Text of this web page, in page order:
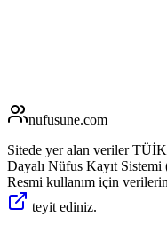
nufusune.com
Sitede yer alan veriler
Dayalı Nüfus Kayıt
Resmi kullanım için
teyit ediniz.